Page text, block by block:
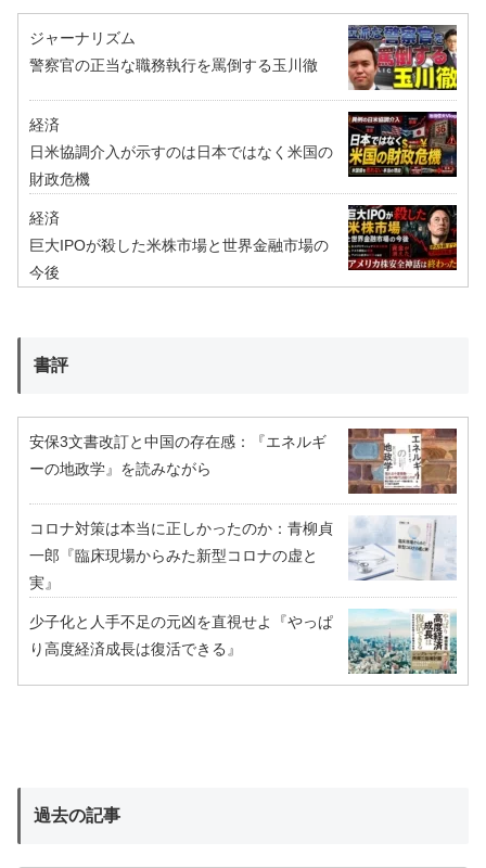
ジャーナリズム
警察官の正当な職務執行を罵倒する玉川徹
経済
日米協調介入が示すのは日本ではなく米国の
財政危機
経済
巨大IPOが殺した米株市場と世界金融市場の
今後
書評
安保3文書改訂と中国の存在感：『エネルギ
ーの地政学』を読みながら
コロナ対策は本当に正しかったのか：青柳貞
一郎『臨床現場からみた新型コロナの虚と
実』
少子化と人手不足の元凶を直視せよ『やっぱ
り高度経済成長は復活できる』
過去の記事